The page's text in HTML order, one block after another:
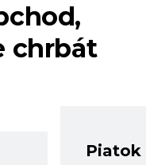
chrbát
Piatok